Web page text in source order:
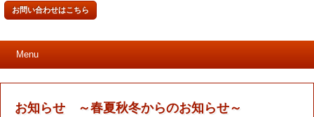
お問い合わせはこちら
Menu
お知らせ ～春夏秋冬からのお知らせ～